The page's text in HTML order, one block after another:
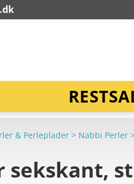
& Perleplader > Nabbi Perler